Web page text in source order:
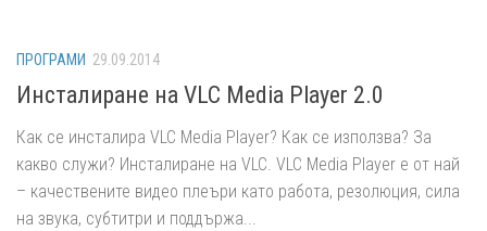
ПРОГРАМИ 29.09.2014
Инсталиране на VLC Media Player 2.0
Как се инсталира VLC Media Player? Как се използва? За
какво служи? Инсталиране на VLC. VLC Media Player е от най
– качествените видео плеъри като работа, резолюция, сила
на звука, субтитри и поддържа...